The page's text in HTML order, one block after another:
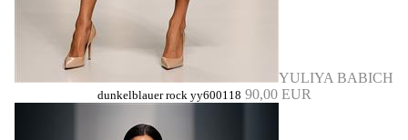
YULIYA BABICH
dunkelblauer rock yy600118 90,00 EUR